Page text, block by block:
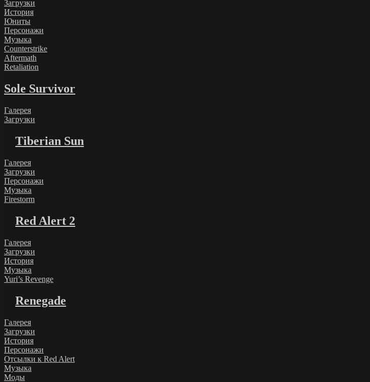
Загрузки
История
Юниты
Персонажи
Музыка
Counterstrike
Aftermath
Retaliation
Sole Survivor
Галерея
Загрузки
Tiberian Sun
Галерея
Загрузки
Персонажи
Музыка
Firestorm
Red Alert 2
Галерея
Загрузки
История
Музыка
Yuri’s Revenge
Renegade
Галерея
Загрузки
История
Персонажи
Отсылки к Red Alert
Музыка
Моды